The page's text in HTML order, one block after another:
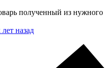
полученный из нужного
лет назад